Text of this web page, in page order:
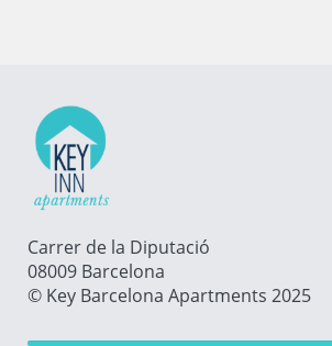
Carrer de la Diputació
08009 Barcelona
© Key Barcelona Apartments 2025